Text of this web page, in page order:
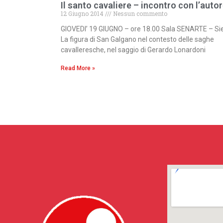
Il santo cavaliere – incontro con
12 Giugno 2014
Nessun commento
GIOVEDI’ 19 GIUGNO – ore 18.00 Sala SENARTE –
La figura di San Galgano nel contesto delle saghe
cavalleresche, nel saggio di Gerardo Lonardoni
Read More »